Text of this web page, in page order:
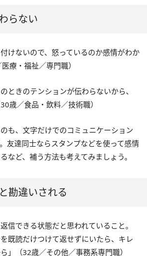
らない
けないので、怒っているのか感情がわか
療・福祉／専門職）
ときのテンションが伝わらないから、
歳／食品・飲料／技術職）
も、文字だけでのコミュニケーション
友達同士ならスタンプなどを使って感情
など、補う方法も考えてみましょう。
勘違いされる
信できる状態だと思われていること。
既読だけつけて返せずにいたら、キレ
」（32歳／その他／事務系専門職）